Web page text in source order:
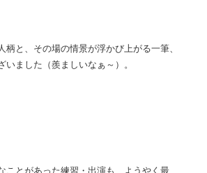
柄と、その場の情景が浮かび上がる一筆、
いました（羨ましいなぁ～）。
ことがあった練習・出演も、ようやく最